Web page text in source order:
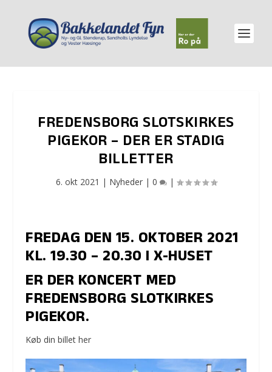
FREDENSBORG SLOTSKIRKES
PIGEKOR – DER ER STADIG
BILLETTER
6. okt 2021 | Nyheder| 0 |
FREDAG DEN 15. OKTOBER 2021
KL. 19.30 – 20.30 I X-HUSET
ER DER KONCERT MED
FREDENSBORG SLOTKIRKES
PIGEKOR.
Køb din billet her